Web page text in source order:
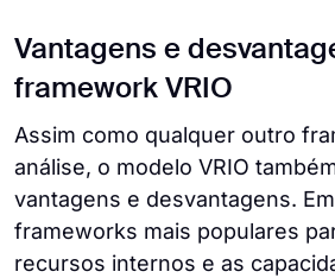
Vantagens e
framework VRIO
Assim como qualquer outro
análise, o modelo VRIO
vantagens e desvantagens.
frameworks mais populares
recursos internos e as